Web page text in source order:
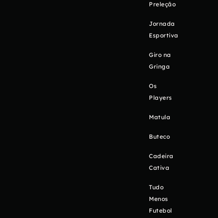
Preleção
Jornada
Esportiva
Giro na
Gringa
Os
Players
Matula
Buteco
Cadeira
Cativa
Tudo
Menos
Futebol